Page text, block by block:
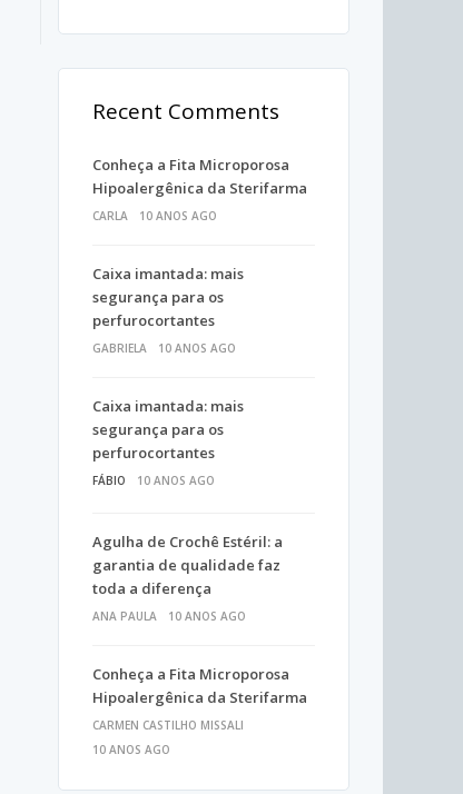
Recent Comments
Conheça a Fita Microporosa
Hipoalergênica da Sterifarma
CARLA 10 ANOS AGO
Caixa imantada: mais
segurança para os
perfurocortantes
GABRIELA 10 ANOS AGO
Caixa imantada: mais
segurança para os
perfurocortantes
FÁBIO 10 ANOS AGO
Agulha de Crochê Estéril: a
garantia de qualidade faz
toda a diferença
ANA PAULA 10 ANOS AGO
Conheça a Fita Microporosa
Hipoalergênica da Sterifarma
CARMEN CASTILHO MISSALI
10 ANOS AGO